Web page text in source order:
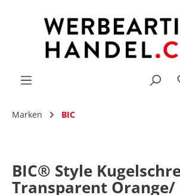
Marken BIC
BIC® Style
Transparent Orange/